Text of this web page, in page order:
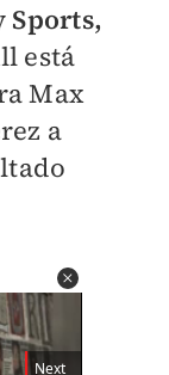
Sports,
está
Max
a